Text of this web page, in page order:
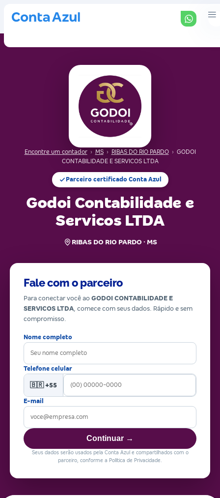
Encontre um contador › MS › RIBAS DO RIO PARDO › GODOI
CONTABILIDADE E SERVICOS LTDA
Parceiro certificado Conta Azul
Godoi Contabilidade e
Servicos LTDA
RIBAS DO RIO PARDO · MS
Fale com o parceiro
Para conectar você ao GODOI CONTABILIDADE E
SERVICOS LTDA, comece com seus dados. Rápido e sem
compromisso.
Nome completo
Telefone celular
🇧🇷 +55
E-mail
Continuar →
Seus dados serão usados pela Conta Azul e compartilhados com o
parceiro, conforme a Política de Privacidade.